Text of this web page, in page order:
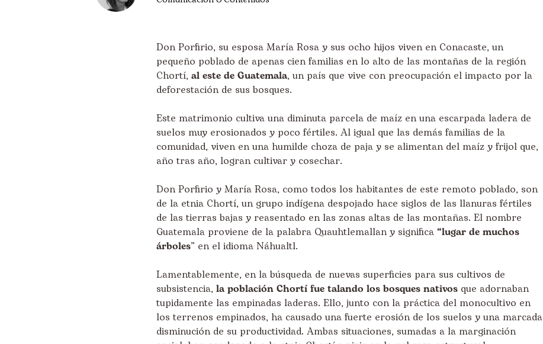
Don Porfirio, su esposa María Rosa y sus ocho hijos viven en Conacaste, un
pequeño poblado de apenas cien familias en lo alto de las montañas de la región
Chortí, al este de Guatemala, un país que vive con preocupación el impacto por la
deforestación de sus bosques.
Este matrimonio cultiva una diminuta parcela de maíz en una escarpada ladera de
suelos muy erosionados y poco fértiles. Al igual que las demás familias de la
comunidad, viven en una humilde choza de paja y se alimentan del maíz y frijol que,
año tras año, logran cultivar y cosechar.
Don Porfirio y María Rosa, como todos los habitantes de este remoto poblado, son
de la etnia Chortí, un grupo indígena despojado hace siglos de las llanuras fértiles
de las tierras bajas y reasentado en las zonas altas de las montañas. El nombre
Guatemala proviene de la palabra Quauhtlemallan y significa “lugar de muchos
árboles” en el idioma Náhualtl.
Lamentablemente, en la búsqueda de nuevas superficies para sus cultivos de
subsistencia, la población Chortí fue talando los bosques nativos que adornaban
tupidamente las empinadas laderas. Ello, junto con la práctica del monocultivo en
los terrenos empinados, ha causado una fuerte erosión de los suelos y una marcada
disminución de su productividad. Ambas situaciones, sumadas a la marginación